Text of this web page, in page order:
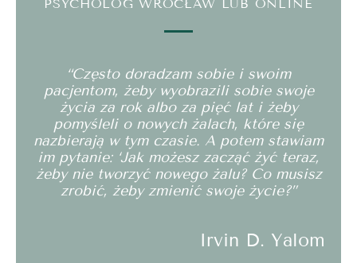
PSYCHOLOG WROCŁAW LUB ONLINE
“Często doradzam sobie i swoim
pacjentom, żeby wyobrazili sobie swoje
życia za rok albo za pięć lat i żeby
pomyśleli o nowych żalach, które się
nazbierają w tym czasie. A potem stawiam
im pytanie: ‘Jak możesz zacząć żyć teraz,
żeby nie tworzyć nowego żalu? Co musisz
zrobić, żeby zmienić swoje życie?”
Irvin D. Yalom